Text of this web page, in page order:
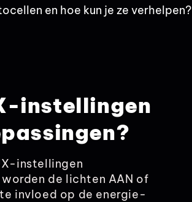
en hoe kun je ze verhelpen?
instellingen
instellingen
worden de lichten AAN of
invloed op de energie-